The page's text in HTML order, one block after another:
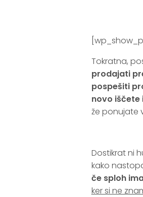
Tokratna,
prodajati
pospešiti
novo iščete
že ponujate
Dostikrat ni
kako
če sploh
ker si ne